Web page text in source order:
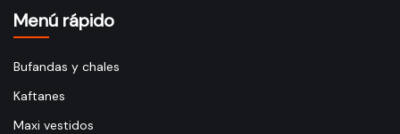
Menú rápido
Bufandas y chales
Kaftanes
Maxi vestidos